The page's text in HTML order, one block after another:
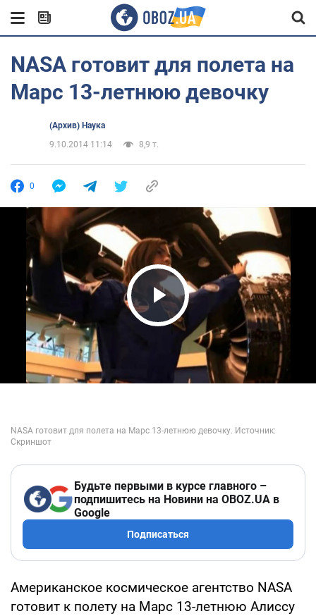
NASA готовит для полета на
Марс 13-летнюю девочку
(Архив) Наука
9.10.2014 11:14
8,9 т.
0
Play Video
Будьте первыми в курсе главного –
подпишитесь на Новини на OBOZ.UA в
Google
Подписаться
Американское космическое агентство NASA
готовит к полету на Марс 13-летнюю Алиссу